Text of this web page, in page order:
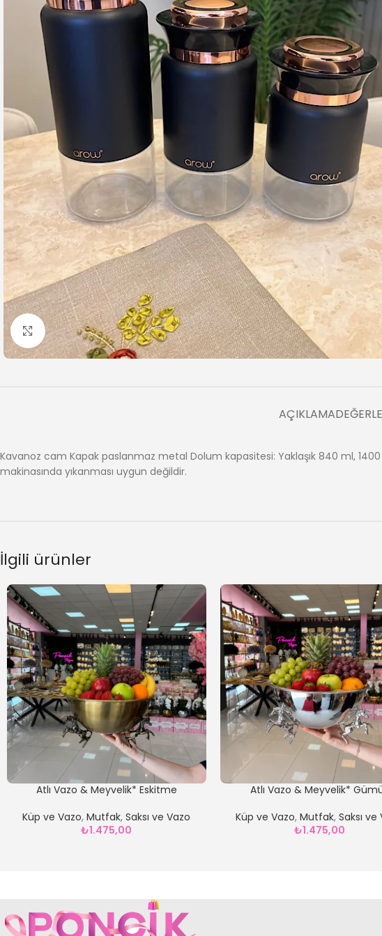
Büyütmek için tıklayın
AÇIKLAMA
Kavanoz cam Kapak paslanmaz metal Dolum kapasitesi: Yaklaşık 840 ml, 1400
makinasında yıkanması uygun değildir.
İlgili ürünler
Atlı Vazo & Meyvelik* Eskitme
Küp ve Vazo,Mutfak,Saksı ve Vazo
₺1.475,00
Atlı Vazo & Meyvelik*
Küp ve Vazo, Mutfak, Saksı ve
₺1.475,00